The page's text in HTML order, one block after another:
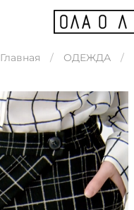
Главная ОДЕЖДА